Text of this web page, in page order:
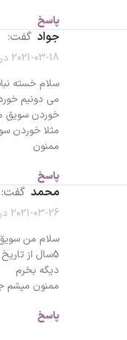
پاسخ
جواد گفت:
2021-03-18 در 4:04 ب.ظ
سلام خسته
می دونیم
خوردن سویق
مثلا خوردن
ممنون
پاسخ
محمد گفت:
2021-03-26 در 12:22 ب.ظ
سلام من
5سال از
دیگه بخرم
ممنون میشم
پاسخ